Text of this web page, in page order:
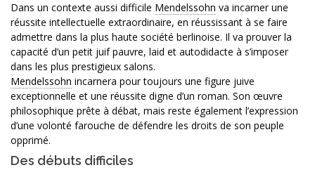
Dans un contexte aussi difficile Mendelssohn va incarner une
réussite intellectuelle extraordinaire, en réussissant à se faire
admettre dans la plus haute société berlinoise. Il va prouver la
capacité d’un petit juif pauvre, laid et autodidacte à s’imposer
dans les plus prestigieux salons.
Mendelssohn incarnera pour toujours une figure juive
exceptionnelle et une réussite digne d’un roman. Son œuvre
philosophique prête à débat, mais reste également l’expression
d’une volonté farouche de défendre les droits de son peuple
opprimé.
Des débuts difficiles